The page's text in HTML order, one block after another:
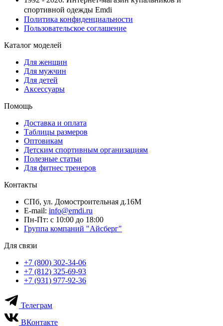
спортивной одежды Emdi
Политика конфиденциальности
Пользовательское соглашение
Каталог моделей
Для женщин
Для мужчин
Для детей
Аксессуары
Помощь
Доставка и оплата
Таблицы размеров
Оптовикам
Детским спортивным организациям
Полезные статьи
Для фитнес тренеров
Контакты
СПб, ул. Домостроительная д.16М
E-mail: info@emdi.ru
Пн-Пт: с 10:00 до 18:00
Группа компаний "Айсберг"
Для связи
+7 (800) 302-34-06
+7 (812) 325-69-93
+7 (931) 977-92-36
Телеграм
ВКонтакте